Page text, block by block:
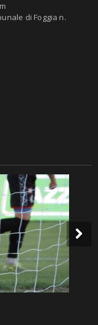
di Foggia n.